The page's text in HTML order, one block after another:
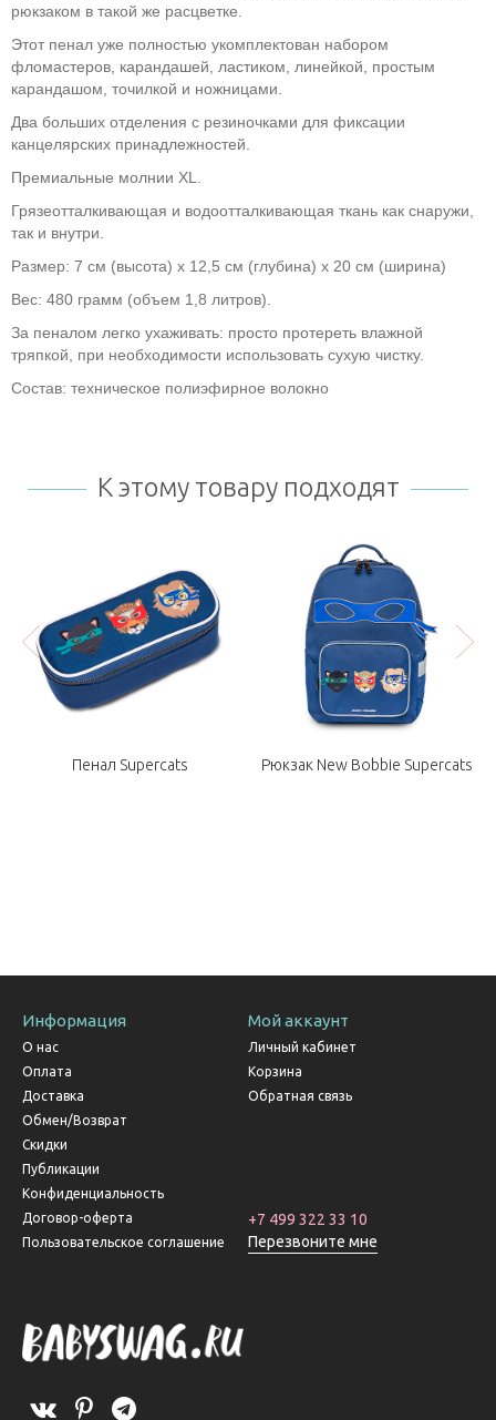
рюкзаком в такой же расцветке.
Этот пенал уже полностью укомплектован набором
фломастеров, карандашей, ластиком, линейкой, простым
карандашом, точилкой и ножницами.
Два больших отделения с резиночками для фиксации
канцелярских принадлежностей.
Премиальные молнии XL.
Грязеотталкивающая и водоотталкивающая ткань как снаружи,
так и внутри.
Размер: 7 см (высота) x 12,5 см (глубина) x 20 см (ширина)
Вес: 480 грамм (объем 1,8 литров).
За пеналом легко ухаживать: просто протереть влажной
тряпкой, при необходимости использовать сухую чистку.
Состав: техническое полиэфирное волокно
К этому товару подходят
Пенал Supercats Рюкзак New Bobbie Supercats
Информация
О нас
Оплата
Доставка
Обмен/Возврат
Скидки
Публикации
Конфиденциальность
Договор-оферта
Пользовательское соглашение
Мой аккаунт
Личный кабинет
Корзина
Обратная связь
+7 499 322 33 10
Перезвоните мне